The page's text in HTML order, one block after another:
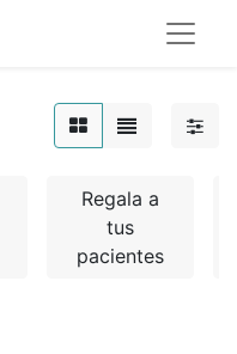
Regala a
tus
pacientes